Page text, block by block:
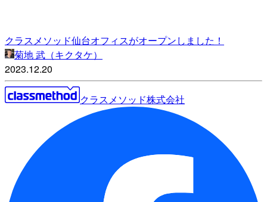
クラスメソッド仙台オフィスがオープンしました！
菊地 武（キクタケ）
2023.12.20
クラスメソッド株式会社